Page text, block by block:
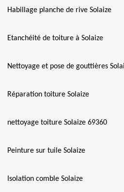
Habillage planche de rive Solaize
Etanchéité de toiture à Solaize
Nettoyage et pose de gouttières
Réparation toiture Solaize
nettoyage toiture Solaize 69360
Peinture sur tuile Solaize
Isolation comble Solaize